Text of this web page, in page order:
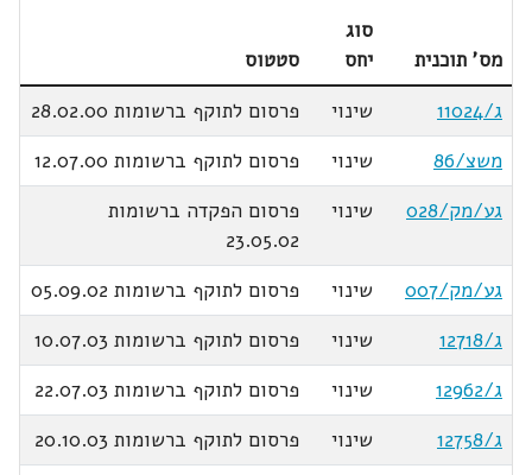
מס' תוכנית
סוג
יחס
סטטוס
ג/11024
שינוי
פרסום לתוקף ברשומות 28.02.00
משצ/86
שינוי
פרסום לתוקף ברשומות 12.07.00
גע/מק/028
שינוי
פרסום הפקדה ברשומות
23.05.02
גע/מק/007
שינוי
פרסום לתוקף ברשומות 05.09.02
ג/12718
שינוי
פרסום לתוקף ברשומות 10.07.03
ג/12962
שינוי
פרסום לתוקף ברשומות 22.07.03
ג/12758
שינוי
פרסום לתוקף ברשומות 20.10.03